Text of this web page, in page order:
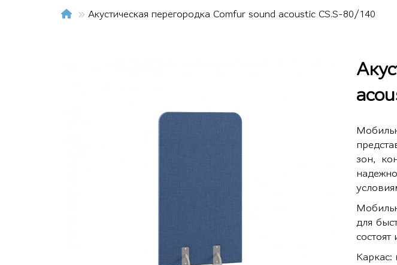
Акустическая перегородка Comfur sound acoustic CS.S-80/140
зон,
для